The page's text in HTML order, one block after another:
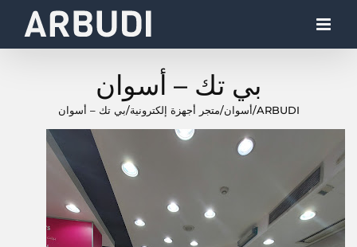
بي تك – أسوان
ARBUDI
/أسوان/متجر أجهزة إلكترونية/بي تك – أسوان